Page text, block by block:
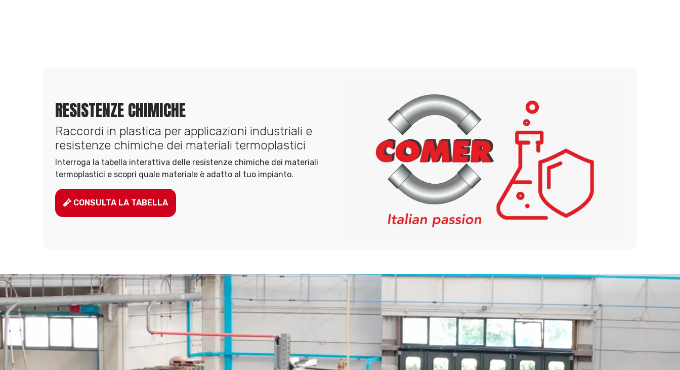
RESISTENZE CHIMICHE
Raccordi in plastica per applicazioni industriali e
resistenze chimiche dei materiali termoplastici
Interroga la tabella interattiva delle resistenze chimiche dei materiali
termoplastici e scopri quale materiale è adatto al tuo impianto.
CONSULTA LA TABELLA